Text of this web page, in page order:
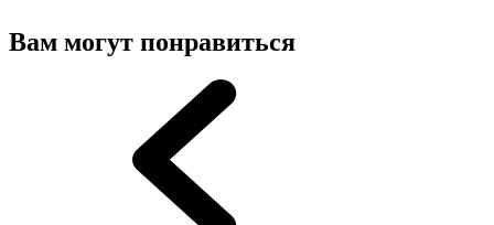
Вам могут понравиться